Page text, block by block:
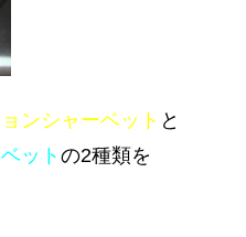
ンシャーベット と
ット の2種類を